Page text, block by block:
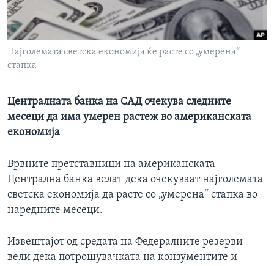
ИНТЕРВЈУА
Јазици
Најголемата светска економија ќе расте со „умерена“
стапка
Централната банка на САД очекува следните
месеци да има умерен растеж во американската
економија
Врвните претставници на американската
Централна банка велат дека очекуваат најголемата
светска економија да расте со „умерена“ стапка во
наредните месеци.
Извештајот од средата на Федералните резерви
вели дека потрошувачката на конзументите и